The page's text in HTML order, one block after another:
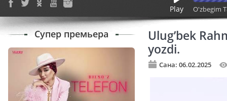
Play O'zbegim
Ulug’bek
yozdi.
Сана: 06.02.2025
Супер премьера